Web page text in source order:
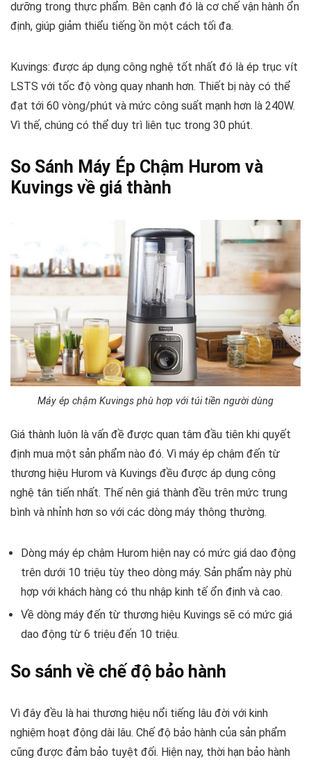
dưỡng trong thực phẩm. Bên cạnh đó là cơ chế vận hành ổn
định, giúp giảm thiểu tiếng ồn một cách tối đa.
Kuvings: được áp dụng công nghệ tốt nhất đó là ép trục vít
LSTS với tốc độ vòng quay nhanh hơn. Thiết bị này có thể
đạt tới 60 vòng/phút và mức công suất mạnh hơn là 240W.
Vì thế, chúng có thể duy trì liên tục trong 30 phút.
So Sánh Máy Ép Chậm Hurom và
Kuvings về giá thành
Máy ép chậm Kuvings phù hợp với túi tiền người dùng
Giá thành luôn là vấn đề được quan tâm đầu tiên khi quyết
định mua một sản phẩm nào đó. Vì máy ép chậm đến từ
thương hiệu Hurom và Kuvings đều được áp dụng công
nghệ tân tiến nhất. Thế nên giá thành đều trên mức trung
bình và nhỉnh hơn so với các dòng máy thông thường.
Dòng máy ép chậm Hurom hiện nay có mức giá dao động
trên dưới 10 triệu tùy theo dòng máy. Sản phẩm này phù
hợp với khách hàng có thu nhập kinh tế ổn định và cao.
Về dòng máy đến từ thương hiệu Kuvings sẽ có mức giá
dao động từ 6 triệu đến 10 triệu.
So sánh về chế độ bảo hành
Vì đây đều là hai thương hiệu nổi tiếng lâu đời với kinh
nghiệm hoạt động dài lâu. Chế độ bảo hành của sản phẩm
cũng được đảm bảo tuyệt đối. Hiện nay, thời hạn bảo hành